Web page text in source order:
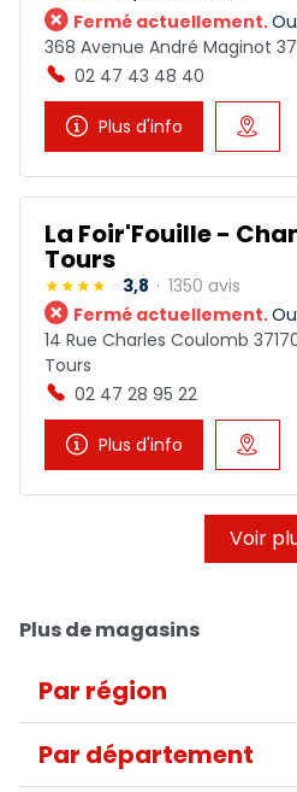
Fermé actuellement.
368 Avenue André Maginot
02 47 43 48 40
Plus d'info
La Foir'Fouille -
Tours
3,8
1350 avis
Fermé actuellement.
14 Rue Charles Coulomb
Tours
02 47 28 95 22
Plus d'info
Voir
Plus de magasins
Par région
Bourgogne-Franche-
Bretagne
Par département